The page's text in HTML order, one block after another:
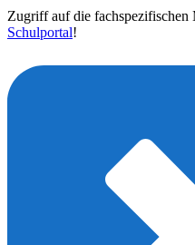
Zugriff auf die fachspezifischen
Schulportal!